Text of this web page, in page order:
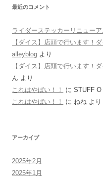
最近のコメント
ライダーステッカーリニューア
【ダイス】店頭で行います！
alleyblog より
【ダイス】店頭で行います！
ん より
これはやばい！！
に STUFF O
これはやばい！！
に ねね より
アーカイブ
2025年2月
2025年1月